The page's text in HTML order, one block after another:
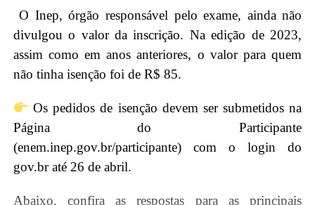
É também necessário que o candidato se enquadre
nos critérios socioeconômicos – incluindo renda
familiar per capita que não exceda um salário-mínimo
para bolsas parciais – e esteja cadastrado no login
Único do governo federal que pode ser feito no
portal gov.br.
preciso: informar endereço de e-mail e número de
O Inep, órgão responsável pelo exame, ainda não
divulgou o valor da inscrição. Na edição de 2023,
assim como em anos anteriores, o valor para quem
não tinha isenção foi de R$ 85.
Os pedidos de isenção devem ser submetidos na
Página do Participante
(enem.inep.gov.br/participante) com o login do
gov.br até 26 de abril.
Abaixo, confira as respostas para as principais